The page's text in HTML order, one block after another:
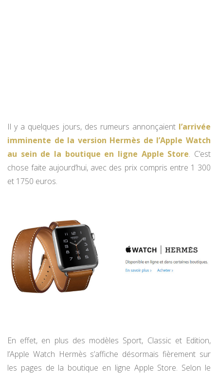
Il y a quelques jours, des rumeurs annonçaient l’arrivée
imminente de la version Hermès de l’Apple Watch
au sein de la boutique en ligne Apple Store. C’est
chose faite aujourd’hui, avec des prix compris entre 1 300
et 1750 euros.
En effet, en plus des modèles Sport, Classic et Edition,
l’Apple Watch Hermès s’affiche désormais fièrement sur
les pages de la boutique en ligne Apple Store. Selon le